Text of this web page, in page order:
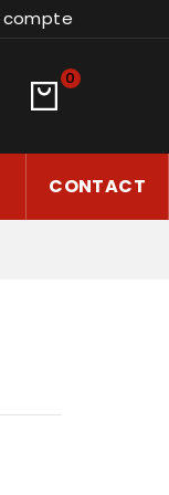
compte
0
CONTACT